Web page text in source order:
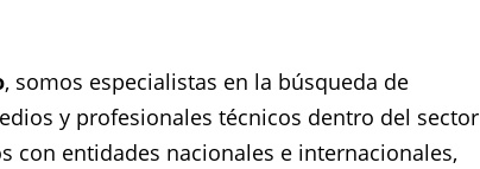
, somos especialistas en la búsqueda de
y profesionales técnicos dentro del sector
con entidades nacionales e internacionales,